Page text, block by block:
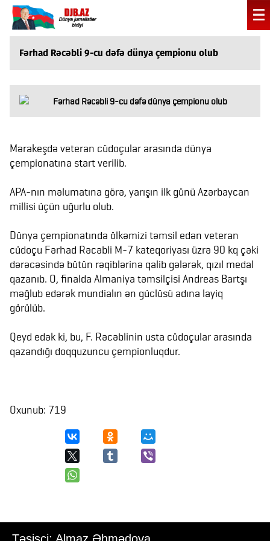
Fərhad Rəcəbli 9-cu dəfə dünya çempionu olub
Mərakeşdə veteran cüdoçular arasında dünya
çempionatına start verilib.
APA-nın məlumatına görə, yarışın ilk günü Azərbaycan
millisi üçün uğurlu olub.
Dünya çempionatında ölkəmizi təmsil edən veteran
cüdoçu Fərhad Rəcəbli M-7 kateqoriyası üzrə 90 kq çəki
dərəcəsində bütün rəqiblərinə qalib gələrək, qızıl medal
qazanıb. O, finalda Almaniya təmsilçisi Andreas Bartşı
məğlub edərək mundialın ən güclüsü adına layiq
görülüb.
Qeyd edək ki, bu, F. Rəcəblinin usta cüdoçular arasında
qazandığı doqquzuncu çempionluqdur.
Oxunub: 719